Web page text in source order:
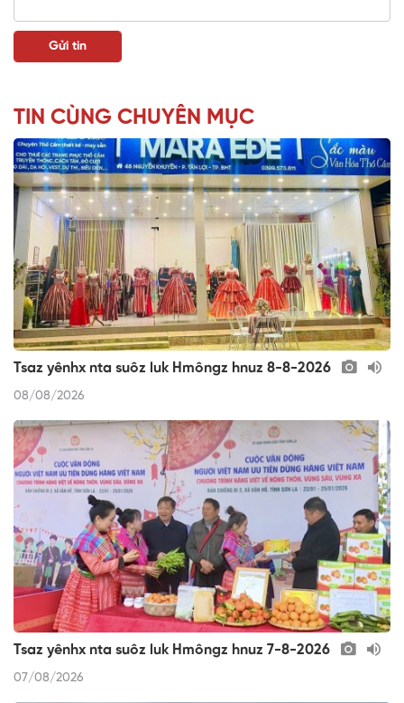
TIN CÙNG CHUYÊN MỤC
Tsaz yênhx nta suôz luk Hmôngz hnuz 8-8-2026
08/08/2026
Tsaz yênhx nta suôz luk Hmôngz hnuz 7-8-2026
07/08/2026